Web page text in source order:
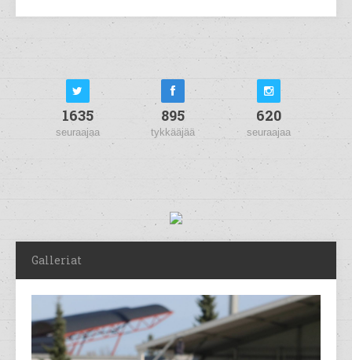
1635
seuraajaa
895
tykkääjää
620
seuraajaa
Galleriat